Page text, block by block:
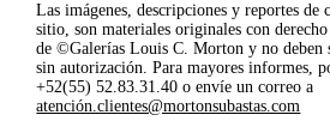
Las imágenes, descripciones y reportes de
sitio, son materiales originales con
de ©Galerías Louis C. Morton y no deben
sin autorización. Para mayores informes,
+52(55) 52.83.31.40 o envíe un correo a
atención.clientes@mortonsubastas.com